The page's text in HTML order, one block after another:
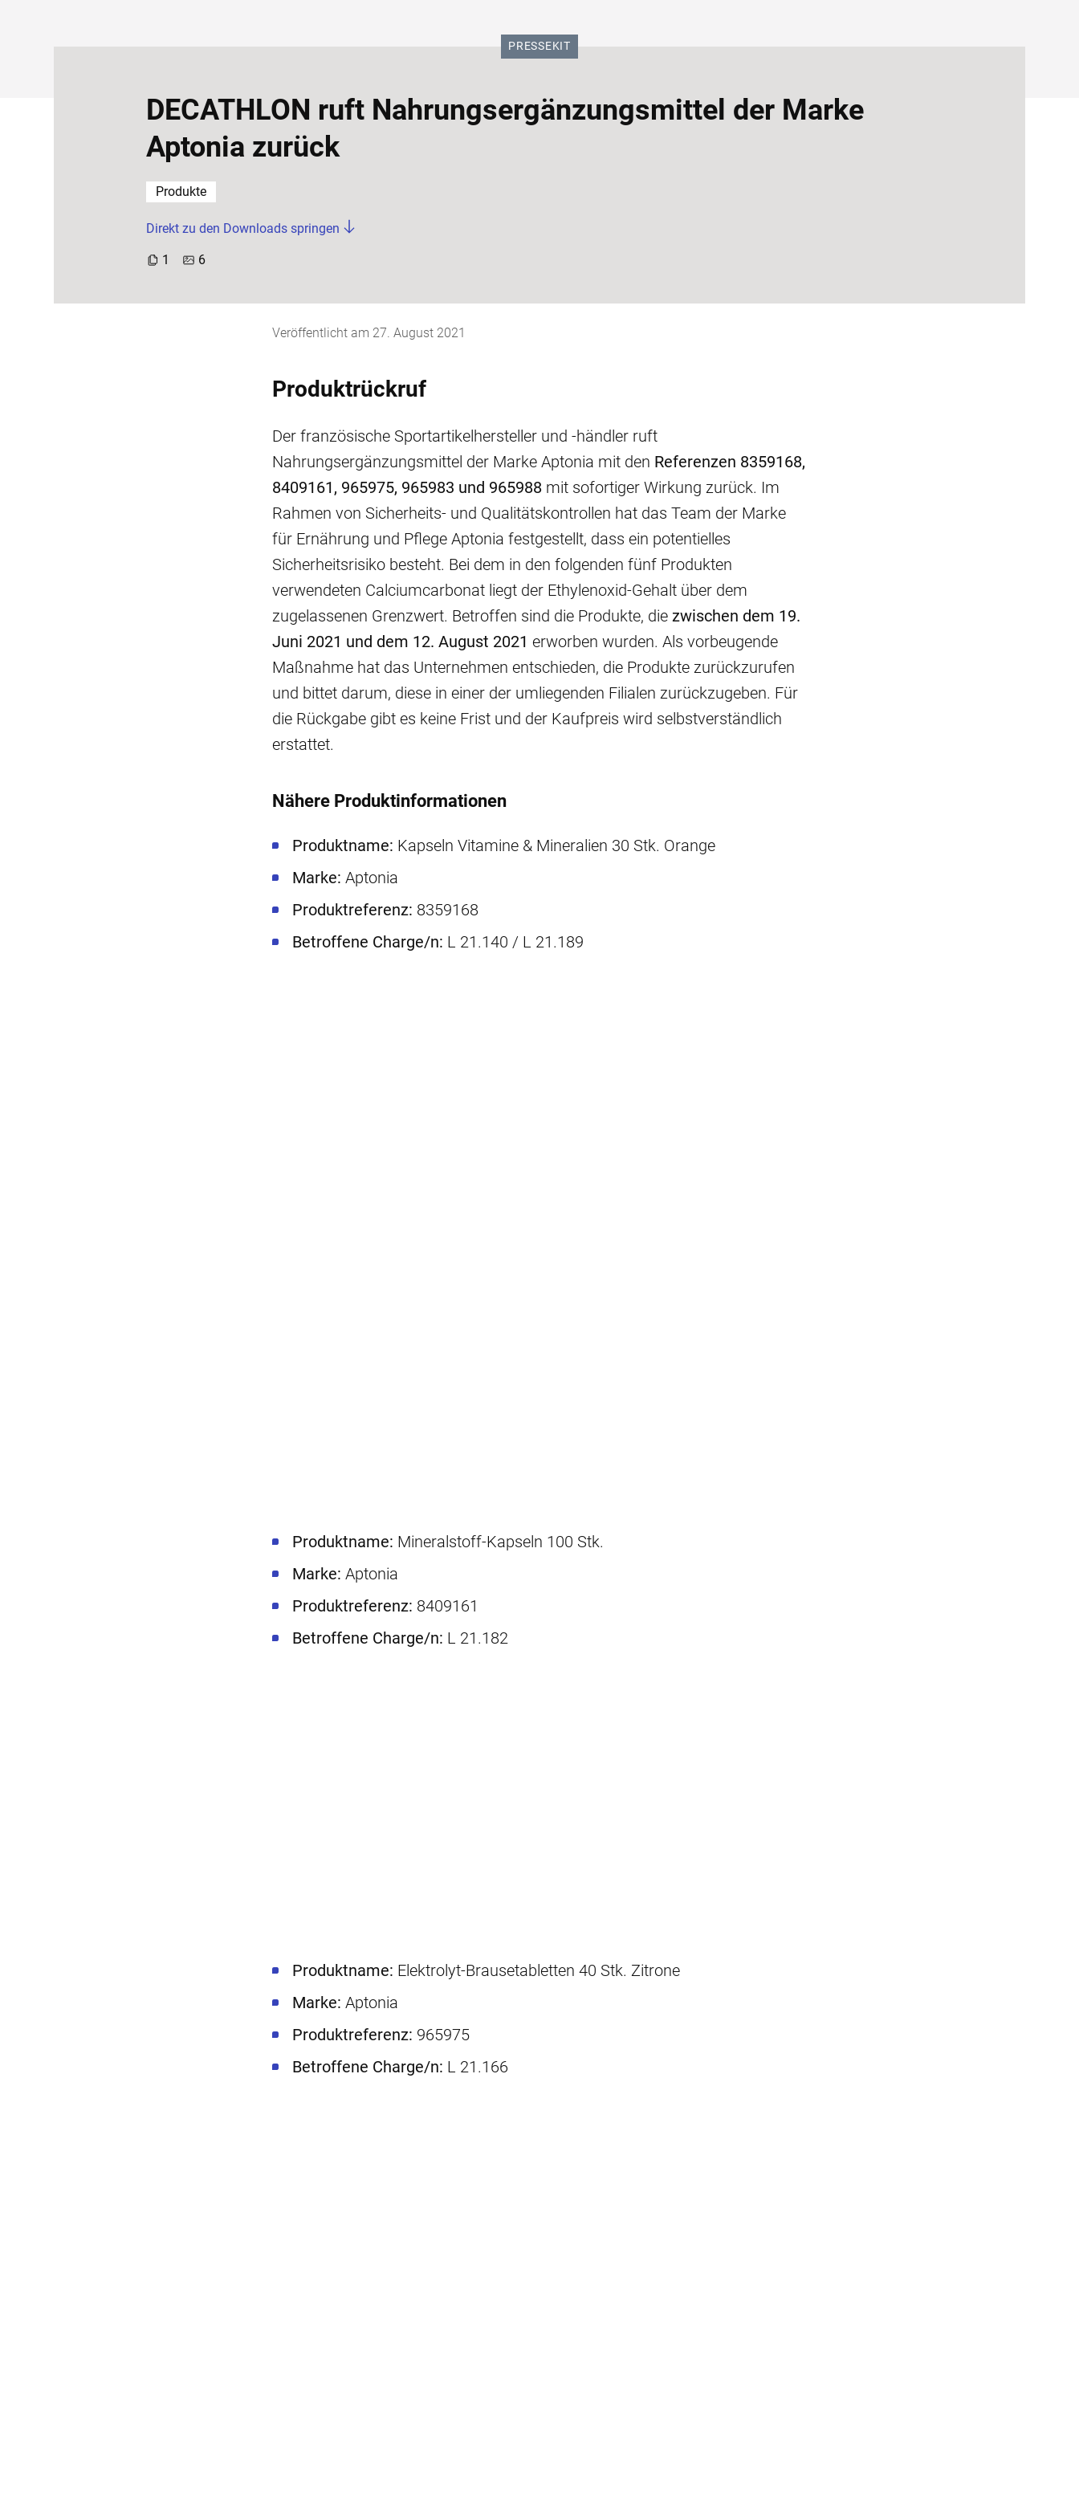
DECATHLON ruft Nahrungsergänzungsmittel der Marke
Aptonia zurück
KATEGORIE:
PRESSEKIT
Produkte
Direkt zu den Downloads springen
1 6
Veröffentlicht am 27. August 2021
Produktrückruf
Der französische Sportartikelhersteller und -händler ruft
Nahrungsergänzungsmittel der Marke Aptonia mit den Referenzen 8359168,
8409161, 965975, 965983 und 965988mit sofortiger Wirkung zurück. Im
Rahmen von Sicherheits- und Qualitätskontrollen hat das Team der Marke
für Ernährung und Pflege Aptonia festgestellt, dass ein potentielles
Sicherheitsrisiko besteht. Bei dem in den folgenden fünf Produkten
verwendeten Calciumcarbonat liegt der Ethylenoxid-Gehalt über dem
zugelassenen Grenzwert. Betroffen sind die Produkte, die zwischen dem 19.
Juni 2021 und dem 12. August 2021 erworben wurden. Als vorbeugende
Maßnahme hat das Unternehmen entschieden, die Produkte zurückzurufen
und bittet darum, diese in einer der umliegenden Filialen zurückzugeben. Für
die Rückgabe gibt es keine Frist und der Kaufpreis wird selbstverständlich
erstattet.
Nähere Produktinformationen
Produktname: Kapseln Vitamine & Mineralien 30 Stk. Orange
Marke: Aptonia
Produktreferenz: 8359168
Betroffene Charge/n: L 21.140 / L 21.189
Produktname: Mineralstoff-Kapseln 100 Stk.
Marke: Aptonia
Produktreferenz: 8409161
Betroffene Charge/n: L 21.182
Produktname: Elektrolyt-Brausetabletten 40 Stk. Zitrone
Marke: Aptonia
Produktreferenz: 965975
Betroffene Charge/n: L 21.166